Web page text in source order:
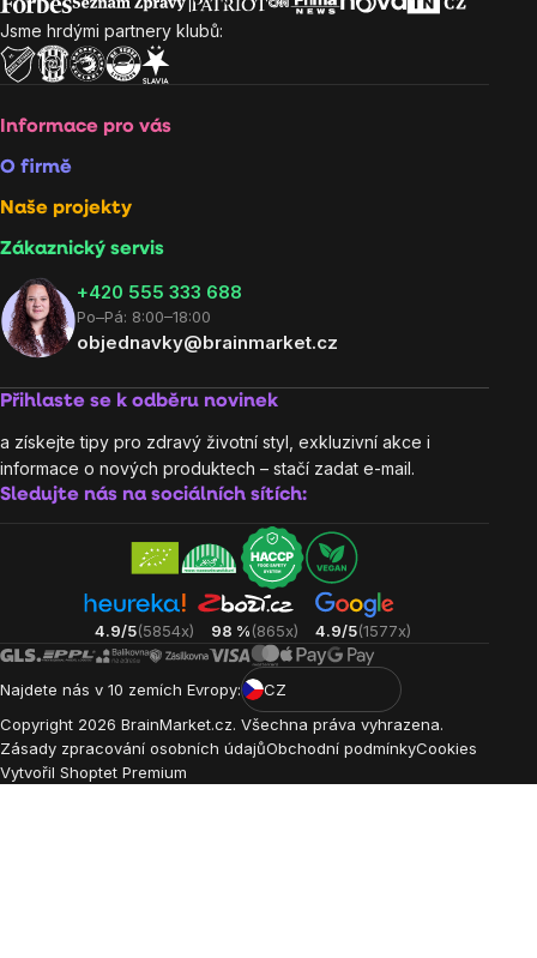
Jsme hrdými partnery klubů:
Informace pro vás
O firmě
Naše projekty
Zákaznický servis
‭+420 555 333 688
Po–Pá: 8:00–18:00
objednavky@brainmarket.cz
Přihlaste se k odběru novinek
a získejte tipy pro zdravý životní styl, exkluzivní akce i
informace o nových produktech – stačí zadat e-mail.
Sledujte nás na sociálních sítích:
4.9/5(5854x) 98 %(865x) 4.9/5(1577x)
Najdete nás v 10 zemích Evropy:
CZ
Copyright 2026 BrainMarket.cz. Všechna práva vyhrazena.
Zásady zpracování osobních údajůObchodní podmínkyCookies
Vytvořil Shoptet Premium